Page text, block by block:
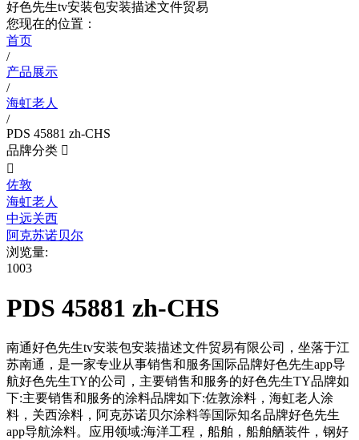
好色先生tv安装包安装描述文件贸易
您现在的位置：
首页
/
产品展示
/
海虹老人
/
PDS 45881 zh-CHS
品牌分类 

佐敦
海虹老人
中远关西
阿克苏诺贝尔
浏览量:
1003
PDS 45881 zh-CHS
南通好色先生tv安装包安装描述文件贸易有限公司，坐落于江
苏南通，是一家专业从事销售和服务国际品牌好色先生app导
航好色先生TY的公司，主要销售和服务的好色先生TY品牌如
下:主要销售和服务的涂料品牌如下:佐敦涂料，海虹老人涂
料，关西涂料，阿克苏诺贝尔涂料等国际知名品牌好色先生
app导航涂料。应用领域:海洋工程，船舶，船舶舾装件，钢好